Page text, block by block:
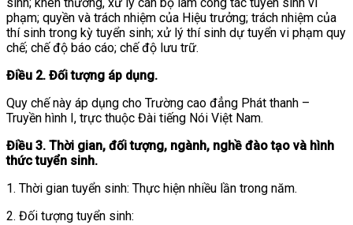
phạm; quyền và trách nhiệm của Hiệu trưởng; trách nhiệm của
thí sinh trong kỳ tuyển sinh; xử lý thí sinh dự tuyển vi phạm quy
chế; chế độ báo cáo; chế độ lưu trữ.
Điều 2. Đối tượng áp dụng.
Quy chế này áp dụng cho Trường cao đẳng Phát thanh –
Truyền hình I, trực thuộc Đài tiếng Nói Việt Nam.
Điều 3. Thời gian, đối tượng, ngành, nghề đào tạo và hình
thức tuyển sinh.
1. Thời gian tuyển sinh: Thực hiện nhiều lần trong năm.
2. Đối tượng tuyển sinh: